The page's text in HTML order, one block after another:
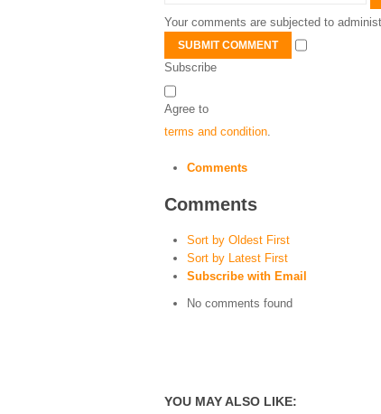
Your comments are subjected to
SUBMIT COMMENT
Subscribe
Agree to
terms and condition
Comments
Comments
Sort by Oldest First
Sort by Latest First
Subscribe with Email
No comments found
YOU MAY ALSO LIKE: